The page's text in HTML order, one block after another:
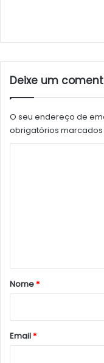
Deixe um
O seu endereço de
obrigatórios
r
*
Nome*
Email*